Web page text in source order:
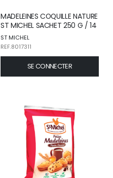
MADELEINES COQUILLE NATURE
ST MICHEL SACHET 250 G / 14
ST MICHEL
REF.8017311
SE CONNECTER